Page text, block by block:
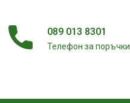
089 013 8301
Телефон за поръчки